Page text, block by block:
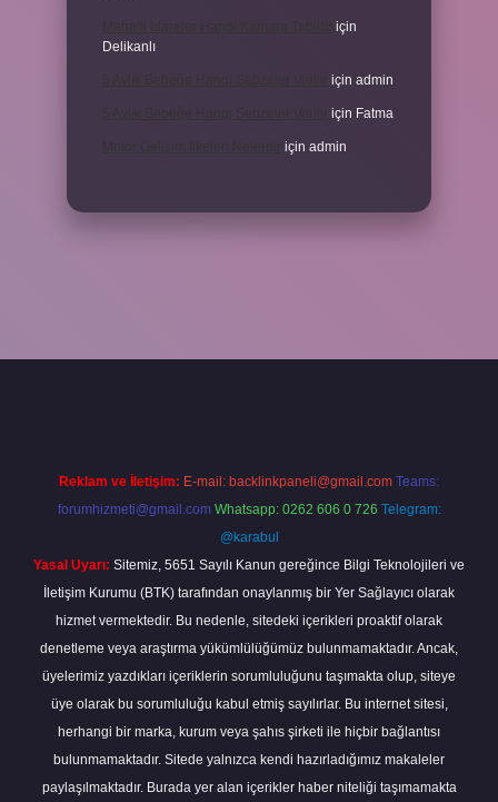
için
Delikanlı
için admin
için Fatma
için admin
Reklam ve İletişim: E-mail: backlinkpaneli@gmail.com Teams:
forumhizmeti@gmail.com Whatsapp: 0262 606 0 726 Telegram:
@karabul
Yasal Uyarı: Sitemiz, 5651 Sayılı Kanun gereğince Bilgi Teknolojileri ve
İletişim Kurumu (BTK) tarafından onaylanmış bir Yer Sağlayıcı olarak
hizmet vermektedir. Bu nedenle, sitedeki içerikleri proaktif olarak
denetleme veya araştırma yükümlülüğümüz bulunmamaktadır. Ancak,
üyelerimiz yazdıkları içeriklerin sorumluluğunu taşımakta olup, siteye
üye olarak bu sorumluluğu kabul etmiş sayılırlar. Bu internet sitesi,
herhangi bir marka, kurum veya şahıs şirketi ile hiçbir bağlantısı
bulunmamaktadır. Sitede yalnızca kendi hazırladığımız makaleler
paylaşılmaktadır. Burada yer alan içerikler haber niteliği taşımamakta